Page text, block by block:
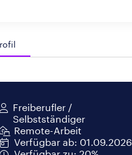
Freiberufler /
Selbstständiger
Remote-Arbeit
Verfügbar ab: 01.09.2026